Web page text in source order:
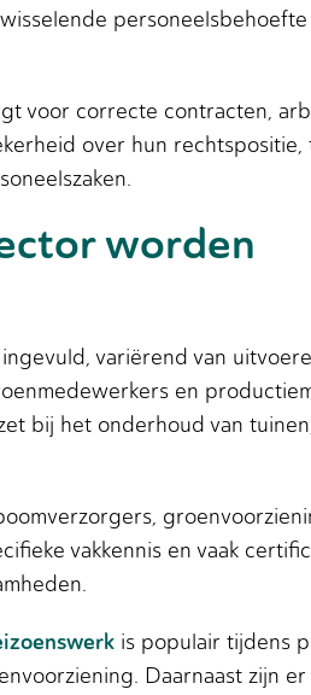
voor correcte contracten,
over hun
worden
variërend van
en
bij het onderhoud van
vakkennis en vaak
is populair tijdens
Daarnaast zijn